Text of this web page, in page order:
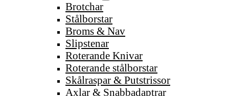
Brotchar
Stålborstar
Broms & Nav
Slipstenar
Roterande Knivar
Roterande stålborstar
Skålraspar & Putstrissor
Axlar & Snabbadaptrar